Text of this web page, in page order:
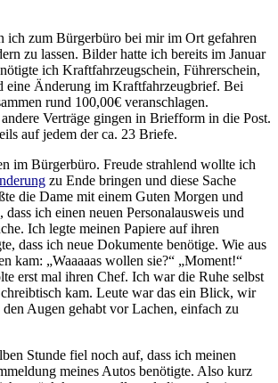
ich zum Bürgerbüro bei mir im Ort gefahren
zu lassen. Bilder hatte ich bereits im Januar
ich Kraftfahrzeugschein, Führerschein,
eine Änderung im Kraftfahrzeugbrief. Bei
rund 100,00€ veranschlagen.
Verträge gingen in Briefform in die Post.
auf jedem der ca. 23 Briefe.
im Bürgerbüro. Freude strahlend wollte ich
zu Ende bringen und diese Sache
die Dame mit einem Guten Morgen und
ich einen neuen Personalausweis und
Ich legte meinen Papiere auf ihren
dass ich neue Dokumente benötige. Wie aus
kam: „Waaaaas wollen sie?“ „Moment!“
erst mal ihren Chef. Ich war die Ruhe selbst
kam. Leute war das ein Blick, wir
Augen gehabt vor Lachen, einfach zu
Stunde fiel noch auf, dass ich meinen
meines Autos benötigte. Also kurz